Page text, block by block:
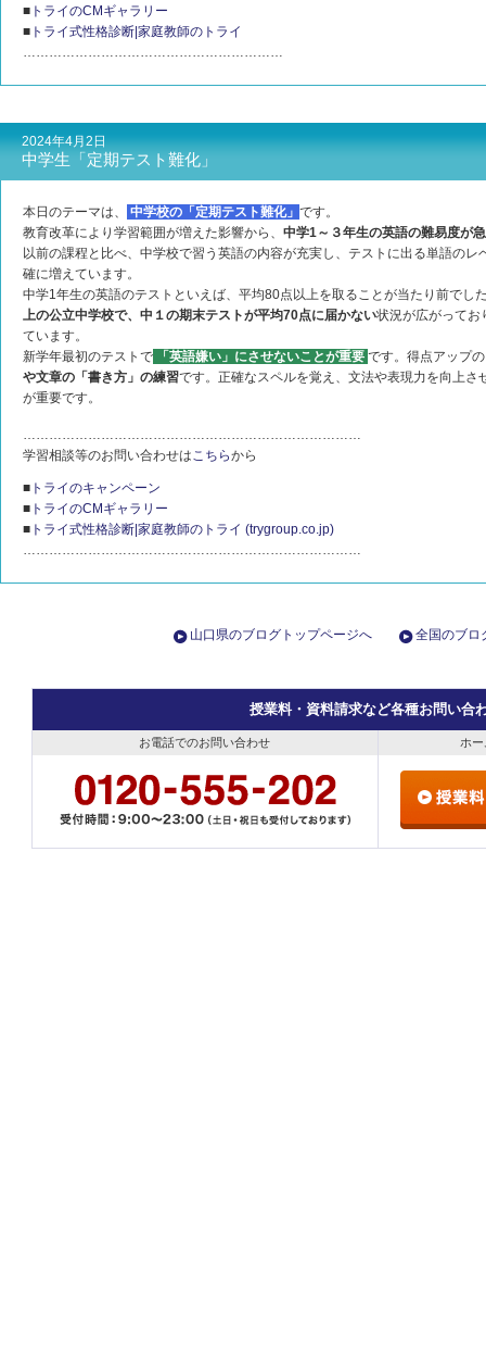
■ トライのCMギャラリー
■ トライ式性格診断|家庭教師のトライ
……………………………………………………
2024年4月2日
中学生「定期テスト難化」
本日のテーマは、 中学校の「定期テスト難化」 です。
教育改革により学習範囲が増えた影響から、 中学1～３年生の英語の難易度が
以前の課程と比べ、中学校で習う英語の内容が充実し、テストに出る単語の
確に増えています。
中学1年生の英語のテストといえば、平均80点以上を取ることが当たり前でし
上の公立中学校で、中１の期末テストが平均70点に届かない状況が広がってお
ています。
新学年最初のテストで
「英語嫌い」にさせないことが重要 です。得点アップ
や文章の「書き方」の練習です。正確なスペルを覚え、文法や表現力を向上
が重要です。
……………………………………………………………………
学習相談等のお問い合わせはこちらから
■ トライのキャンペーン
■ トライのCMギャラリー
■ トライ式性格診断|家庭教師のトライ (trygroup.co.jp)
……………………………………………………………………
山口県のブログトップページへ 全国のブロ
授業料・資料請求など各種お問い合
お電話でのお問い合わせ ホ